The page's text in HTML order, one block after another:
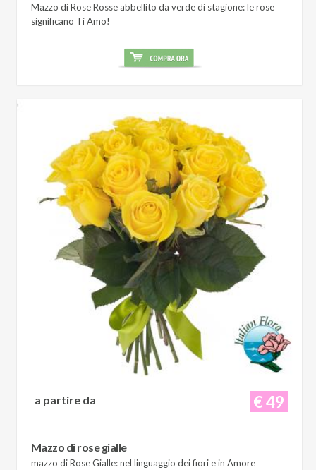
Mazzo di Rose Rosse abbellito da verde di stagione: le rose
significano Ti Amo!
€ 49
a partire da
Mazzo di rose gialle
mazzo di Rose Gialle: nel linguaggio dei fiori e in Amore